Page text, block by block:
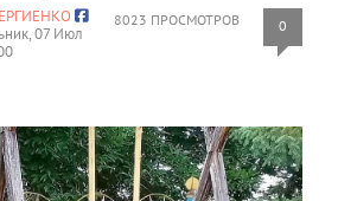
8023 ПРОСМОТРОВ 0
07 Июл